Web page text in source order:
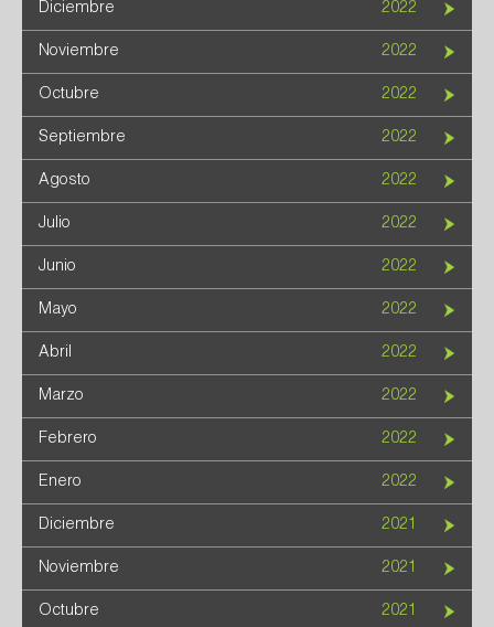
Diciembre 2022
Noviembre 2022
Octubre 2022
Septiembre 2022
Agosto 2022
Julio 2022
Junio 2022
Mayo 2022
Abril 2022
Marzo 2022
Febrero 2022
Enero 2022
Diciembre 2021
Noviembre 2021
Octubre 2021